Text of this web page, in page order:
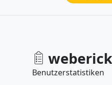
weberick
Benutzerstatistiken